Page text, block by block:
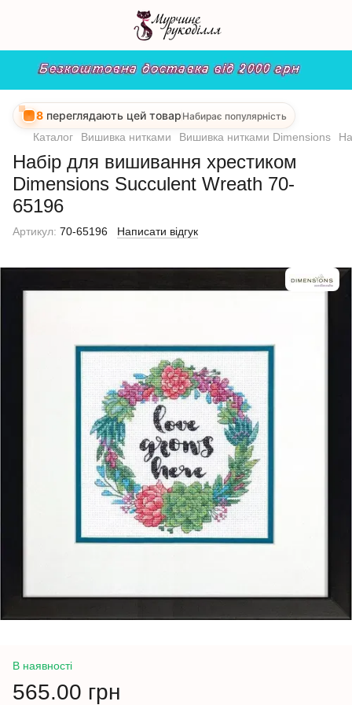
8 переглядають цей товар Набирає популярність
Каталог Вишивка нитками Вишивка нитками Dimensions
Набір для вишивання хрестиком
Dimensions Succulent Wreath 70-
65196
Артикул: 70-65196 Написати відгук
В наявності
565.00 грн